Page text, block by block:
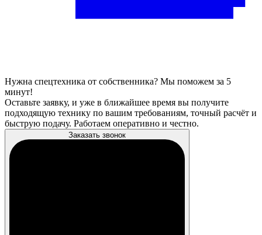
Нужна спецтехника от собственника? Мы поможем за 5
минут!
Оставьте заявку, и уже в ближайшее время вы получите
подходящую технику по вашим требованиям, точный расчёт и
быструю подачу. Работаем оперативно и честно.
Заказать звонок